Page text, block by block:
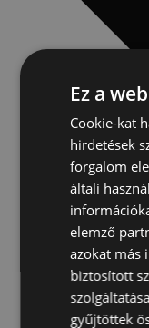
Ez a
Cookie-kat
hirdetések
forgalom
általi
elemző
azokat más
biztosított
gyűjtöttek